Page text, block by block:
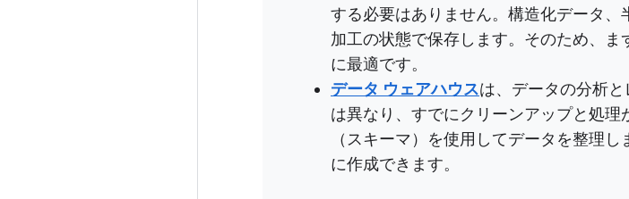
する必要はありません。構造化データ
加工の状態で保存します。そのため、
に最適です。
データ ウェアハウスは、データの分析
は異なり、すでにクリーンアップと処
（スキーマ）を使用してデータを整理
に作成できます。